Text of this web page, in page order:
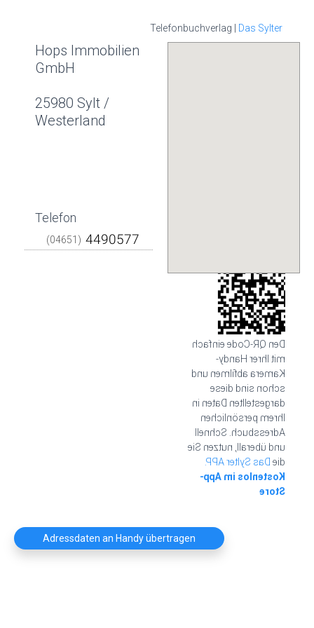
Telefonbuchverlag | Das Sylter
Hops Immobilien
GmbH
25980 Sylt /
Westerland
Telefon
(04651)
Den QR-Code einfach
mit Ihrer Handy-
Kamera abfilmen und
schon sind diese
dargestellten Daten in
Ihrem persönlichen
Adressbuch. Schnell
und überall, nutzen Sie
die
Das Sylter APP.
Kostenlos im App-
Store
Adressdaten an Handy übertragen